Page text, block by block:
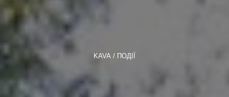
KAVA ПОДІЇ